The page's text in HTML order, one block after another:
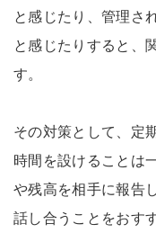
と感じたり、管理さ
と感じたりすると、
す。
その対策として、定
時間を設けることは
や残高を相手に報告
話し合うことをおす